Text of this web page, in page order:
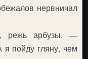
нервничал
режь арбузы. —
пойду гляну, чем